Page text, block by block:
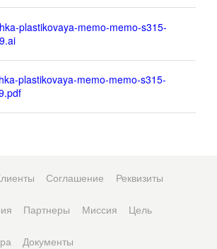
plastikovaya-memo-memo-s315-
plastikovaya-memo-memo-s315-
Соглашение Реквизиты
Партнеры Миссия Цель
Документы